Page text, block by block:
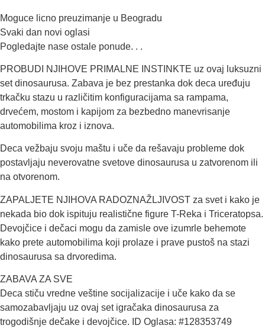
Moguce licno preuzimanje u Beogradu
Svaki dan novi oglasi
Pogledajte nase ostale ponude. . .
PROBUDI NJIHOVE PRIMALNE INSTINKTE uz ovaj luksuzni
set dinosaurusa. Zabava je bez prestanka dok deca uređuju
trkačku stazu u različitim konfiguracijama sa rampama,
drvećem, mostom i kapijom za bezbedno manevrisanje
automobilima kroz i iznova.
Deca vežbaju svoju maštu i uče da rešavaju probleme dok
postavljaju neverovatne svetove dinosaurusa u zatvorenom ili
na otvorenom.
ZAPALJETE NJIHOVA RADOZNAŽLJIVOST za svet i kako je
nekada bio dok ispituju realistične figure T-Reka i Triceratopsa.
Devojčice i dečaci mogu da zamisle ove izumrle behemote
kako prete automobilima koji prolaze i prave pustoš na stazi
dinosaurusa sa drvoredima.
ZABAVA ZA SVE
Deca stiču vredne veštine socijalizacije i uče kako da se
samozabavljaju uz ovaj set igračaka dinosaurusa za
trogodišnje dečake i devojčice. ID Oglasa: #128353749